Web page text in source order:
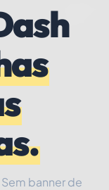
banner de